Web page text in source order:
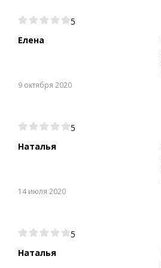
5
Елена
9 октября 2020
5
Наталья
14 июля 2020
5
Наталья